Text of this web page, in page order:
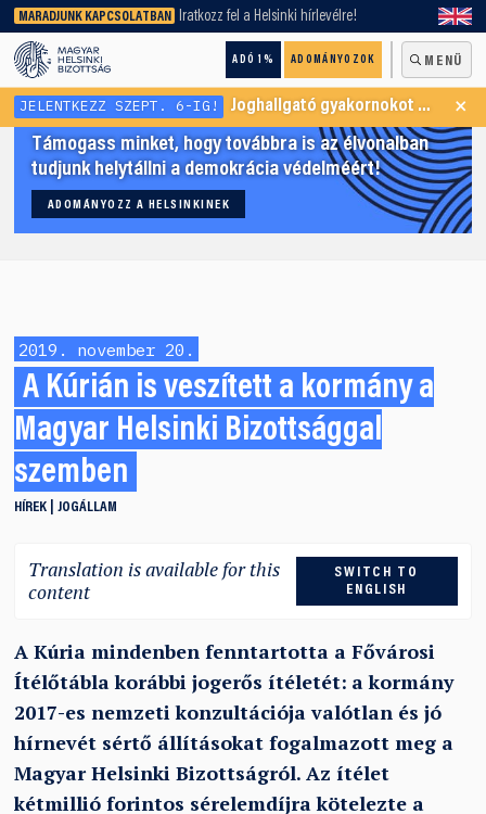
MARADJUNK KAPCSOLATBAN Iratkozz fel a Helsinki hírlevélre!
ADÓ 1% ADOMÁNYOZOK MENÜ
keresőnket!
JELENTKEZZ SZEPT. 6-IG! Joghallgató gyakornokot keresünk Menekültügyi Programunkba ×
Támogass minket, hogy továbbra is az élvonalban
tudjunk helytállni a demokrácia védelméért!
ADOMÁNYOZZ A HELSINKINEK
2019. november 20.
A Kúrián is veszített a kormány a
Magyar Helsinki Bizottsággal
szemben
HÍREK JOGÁLLAM
Translation is available for this
content
SWITCH TO
ENGLISH
A Kúria mindenben fenntartotta a Fővárosi
Ítélőtábla korábbi jogerős ítéletét: a kormány
2017-es nemzeti konzultációja valótlan és jó
hírnevét sértő állításokat fogalmazott meg a
Magyar Helsinki Bizottságról. Az ítélet
kétmillió forintos sérelemdíjra kötelezte a